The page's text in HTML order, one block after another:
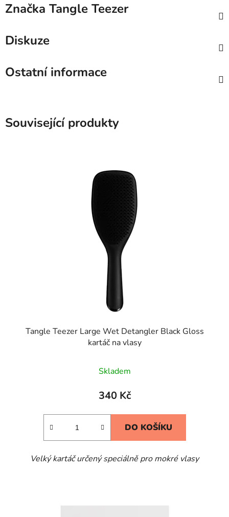
Značka Tangle Teezer
Diskuze
Ostatní informace
Související produkty
Tangle Teezer Large Wet Detangler Black Gloss
kartáč na vlasy
hodnocení
produktu
5,0
hvězdiček.
Skladem
340 Kč
DO KOŠÍKU
Velký kartáč určený speciálně pro mokré vlasy